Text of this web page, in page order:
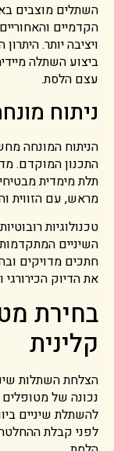
השתלים מוצבים
הקדמיים
ויציבה יותר.
ביצוע השתלה
עצם הלסת.
ניתוח
הניתוח המונחה
התכנון המוקדם.
תלת מימדית
מראש, עם הזווית
טכנולוגיות
השיניים
חתכים מדויקים
את הדיוק
בחירת
קלינית
הצלחת השתלות
נכונה של
להשתלת שיניים
לפני קבלת